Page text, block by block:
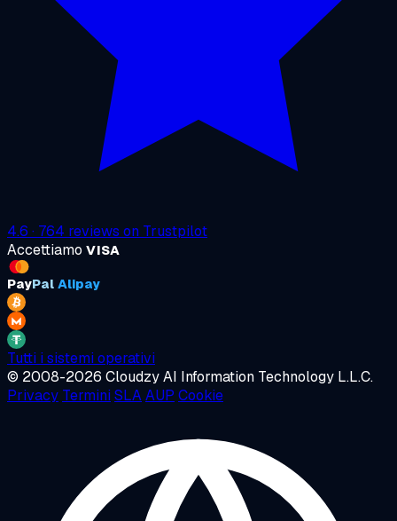
4.6 · 764 reviews on Trustpilot
Accettiamo VISA
PayPal Alipay
Tutti i sistemi operativi
© 2008-2026 Cloudzy AI Information Technology L.L.C.
Privacy Termini SLAAUP Cookie